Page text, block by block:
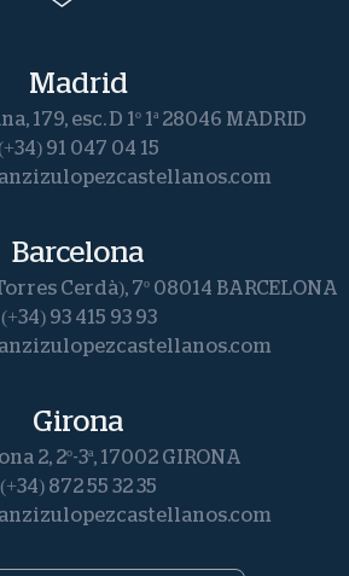
Madrid
179, esc. D 1º 1ª 28046 MADRID
91 047 04 15
Barcelona
Cerdà), 7º 08014 BARCELONA
(+34) 93 415 93 93
Girona
2, 2º-3ª, 17002 GIRONA
(+34) 872 55 32 35